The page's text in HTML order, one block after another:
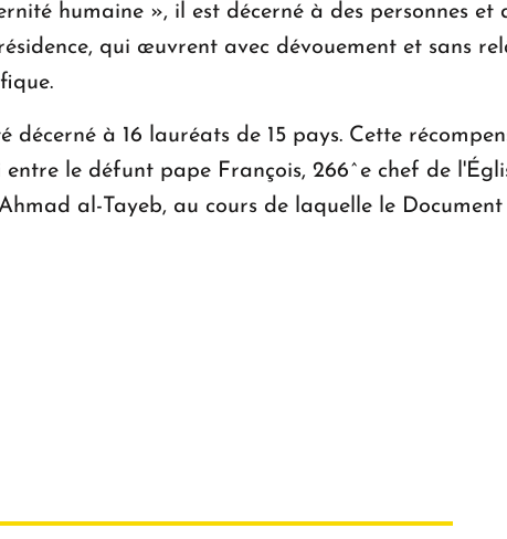
humaine », il est décerné à des personnes et
qui œuvrent avec dévouement et sans
décerné à 16 lauréats de 15 pays. Cette
le défunt pape François, 266^e chef de
al-Tayeb, au cours de laquelle le